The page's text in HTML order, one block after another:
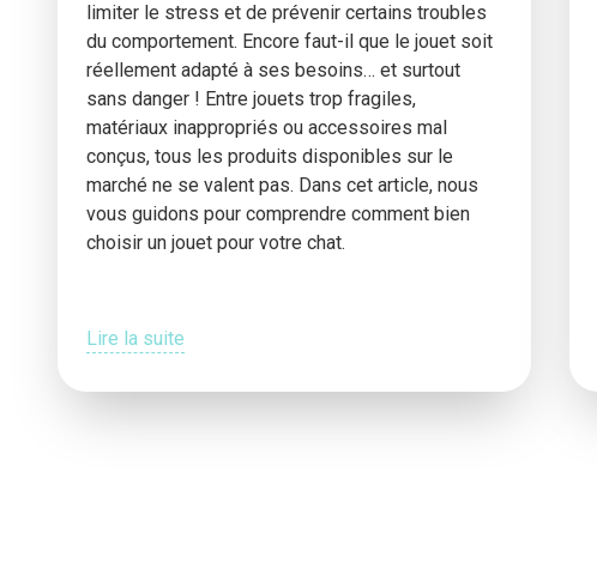
limiter le stress et de prévenir certains troubles
du comportement. Encore faut-il que le jouet soit
réellement adapté à ses besoins… et surtout
sans danger ! Entre jouets trop fragiles,
matériaux inappropriés ou accessoires mal
conçus, tous les produits disponibles sur le
marché ne se valent pas. Dans cet article, nous
vous guidons pour comprendre comment bien
choisir un jouet pour votre chat.
Lire la suite